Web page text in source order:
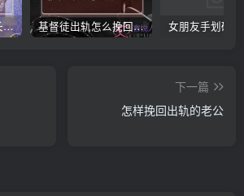
妻子含泪出轨张行长 她说全都是因为家中 基督徒出轨怎么挽回婚姻(基督徒面对出轨婚姻)
下一篇
怎样挽回出轨的老公